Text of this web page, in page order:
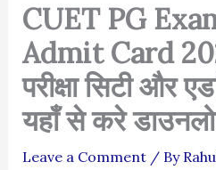
CUET PG
Admit Card
परीक्षा सिटी और
यहाँ से करे
Leave a Comment / By